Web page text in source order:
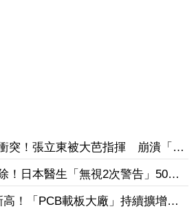
衝突！張立東被大芭指揮 崩潰「把
！日本醫生「無視2次警告」50多
院方鞠躬謝罪
！「PCB載板大廠」持續擴增產